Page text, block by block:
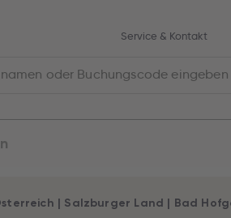
Service & Kontakt
| Salzburger Land | Bad